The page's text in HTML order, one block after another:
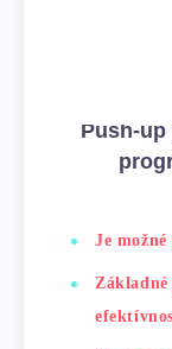
Push-
Je